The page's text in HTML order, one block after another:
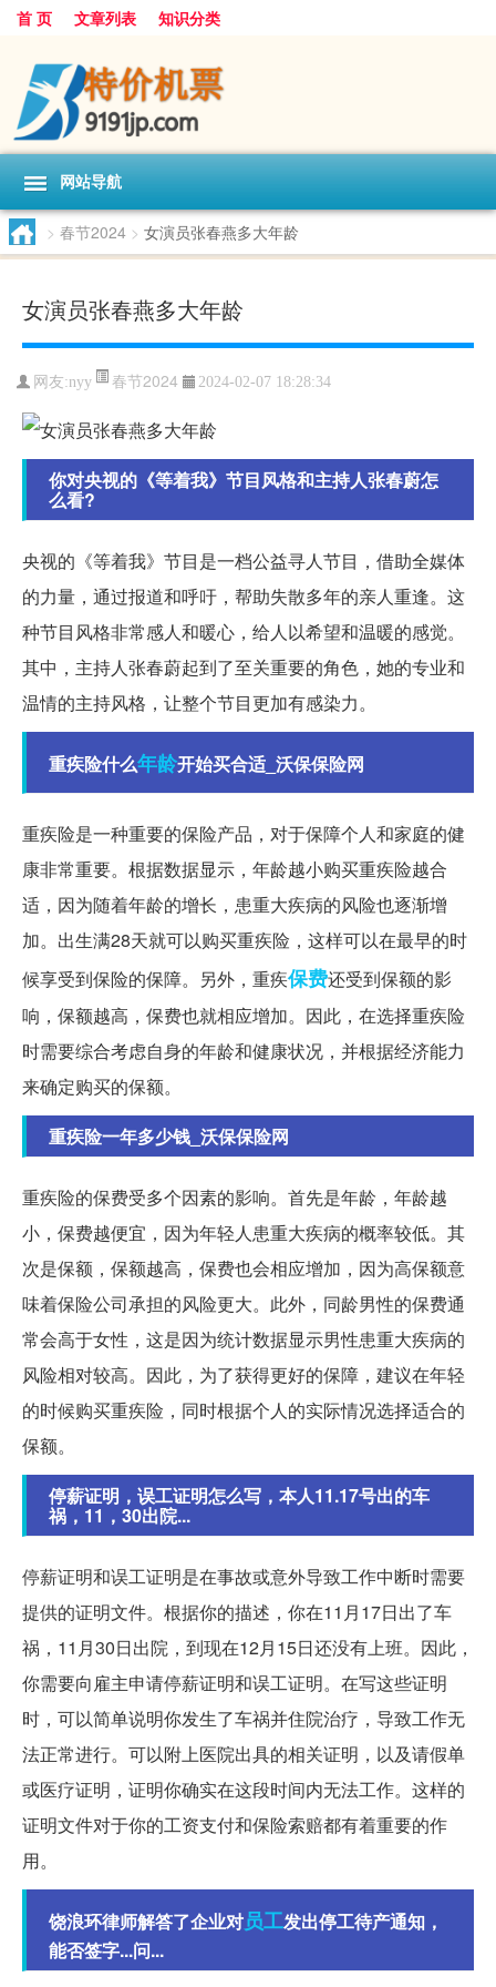
首 页 文章列表 知识分类
网站导航
> 春节2024 > 女演员张春燕多大年龄
女演员张春燕多大年龄
网友:nyy 春节2024 2024-02-07 18:28:34
你对央视的《等着我》节目风格和主持人张春蔚怎
么看?
央视的《等着我》节目是一档公益寻人节目，借助全媒体
的力量，通过报道和呼吁，帮助失散多年的亲人重逢。这
种节目风格非常感人和暖心，给人以希望和温暖的感觉。
其中，主持人张春蔚起到了至关重要的角色，她的专业和
温情的主持风格，让整个节目更加有感染力。
重疾险什么年龄开始买合适_沃保保险网
重疾险是一种重要的保险产品，对于保障个人和家庭的健
康非常重要。根据数据显示，年龄越小购买重疾险越合
适，因为随着年龄的增长，患重大疾病的风险也逐渐增
加。出生满28天就可以购买重疾险，这样可以在最早的时
候享受到保险的保障。另外，重疾保费还受到保额的影
响，保额越高，保费也就相应增加。因此，在选择重疾险
时需要综合考虑自身的年龄和健康状况，并根据经济能力
来确定购买的保额。
重疾险一年多少钱_沃保保险网
重疾险的保费受多个因素的影响。首先是年龄，年龄越
小，保费越便宜，因为年轻人患重大疾病的概率较低。其
次是保额，保额越高，保费也会相应增加，因为高保额意
味着保险公司承担的风险更大。此外，同龄男性的保费通
常会高于女性，这是因为统计数据显示男性患重大疾病的
风险相对较高。因此，为了获得更好的保障，建议在年轻
的时候购买重疾险，同时根据个人的实际情况选择适合的
保额。
停薪证明，误工证明怎么写，本人11.17号出的车
祸，11，30出院...
停薪证明和误工证明是在事故或意外导致工作中断时需要
提供的证明文件。根据你的描述，你在11月17日出了车
祸，11月30日出院，到现在12月15日还没有上班。因此，
你需要向雇主申请停薪证明和误工证明。在写这些证明
时，可以简单说明你发生了车祸并住院治疗，导致工作无
法正常进行。可以附上医院出具的相关证明，以及请假单
或医疗证明，证明你确实在这段时间内无法工作。这样的
证明文件对于你的工资支付和保险索赔都有着重要的作
用。
饶浪环律师解答了企业对员工发出停工待产通知，
能否签字...问...